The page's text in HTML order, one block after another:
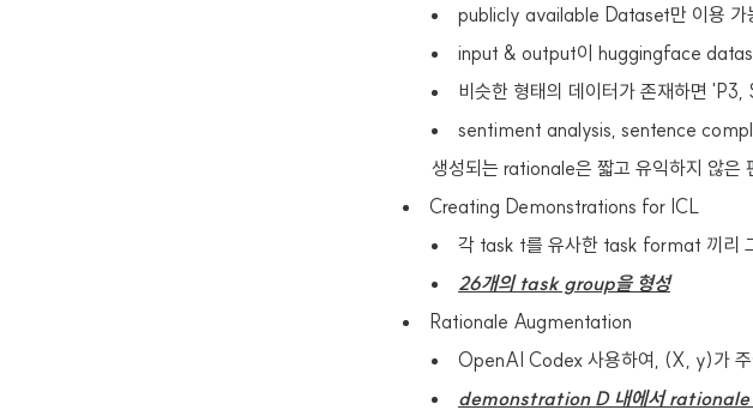
publicly available Dataset만 이용 가
input & output이 huggingface
비슷한 형태의 데이터가 존재하면 'P3,
sentiment analysis, sentence
생성되는 rationale은 짧고 유익하지 않은
Creating Demonstrations for ICL
각 task t를 유사한 task format 끼리
26개의 task group을 형성
Rationale Augmentation
OpenAI Codex 사용하여, (X, y)가
demonstration D 내에서 rationale